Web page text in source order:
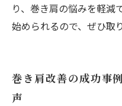
り、巻き肩の悩みを軽減
始められるので、ぜひ取
巻き肩改善の成功事
声